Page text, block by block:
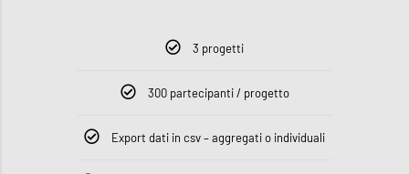
3 progetti
300 partecipanti / progetto
Export dati in csv – aggregati o individuali